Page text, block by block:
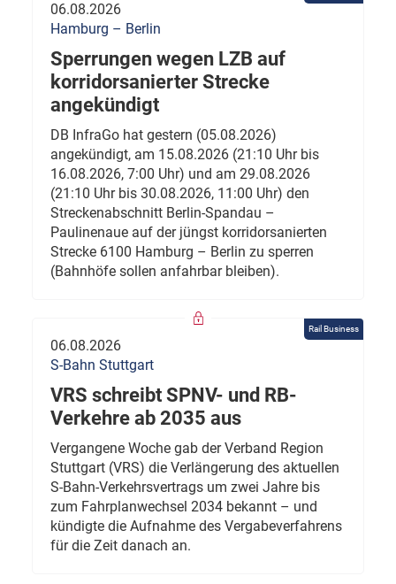
06.08.2026
Hamburg – Berlin
Sperrungen wegen LZB auf
korridorsanierter Strecke
angekündigt
DB InfraGo hat gestern (05.08.2026)
angekündigt, am 15.08.2026 (21:10 Uhr bis
16.08.2026, 7:00 Uhr) und am 29.08.2026
(21:10 Uhr bis 30.08.2026, 11:00 Uhr) den
Streckenabschnitt Berlin-Spandau –
Paulinenaue auf der jüngst korridorsanierten
Strecke 6100 Hamburg – Berlin zu sperren
(Bahnhöfe sollen anfahrbar bleiben).
Rail Business
06.08.2026
S-Bahn Stuttgart
VRS schreibt SPNV- und RB-
Verkehre ab 2035 aus
Vergangene Woche gab der Verband Region
Stuttgart (VRS) die Verlängerung des aktuellen
S-Bahn-Verkehrsvertrags um zwei Jahre bis
zum Fahrplanwechsel 2034 bekannt – und
kündigte die Aufnahme des Vergabeverfahrens
für die Zeit danach an.